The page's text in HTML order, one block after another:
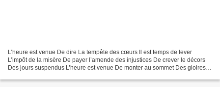
L’heure est venue De dire La tempête des cœurs Il est temps de lever
L’impôt de la misère De payer l’amende des injustices De crever le décors
Des jours suspendus L’heure est venue De monter au sommet Des gloires